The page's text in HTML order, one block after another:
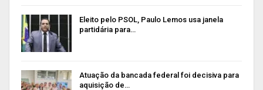
Eleito pelo PSOL, Paulo Lemos usa janela
partidária para…
Atuação da bancada federal foi decisiva para
aquisição de…